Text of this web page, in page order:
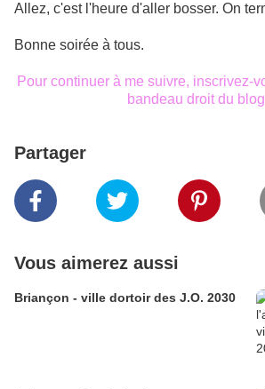
Allez, c'est l'heure d'aller bosser. On
Bonne soirée à tous.
Pour continuer à me suivre, inscrivez-
bandeau droit du
Partager
Vous aimerez aussi
Briançon - ville dortoir des J.O. 2030